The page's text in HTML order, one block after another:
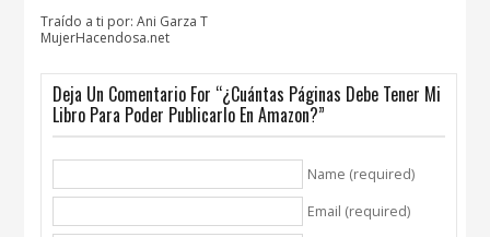
Traído a ti por: Ani Garza T
MujerHacendosa.net
Deja Un Comentario For “¿Cuántas Páginas Debe Tener Mi
Libro Para Poder Publicarlo En Amazon?”
Name (required)
Email (required)